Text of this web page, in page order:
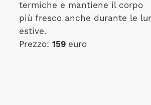
termiche e mantiene il corpo
più fresco anche durante le
estive.
Prezzo: 159 euro